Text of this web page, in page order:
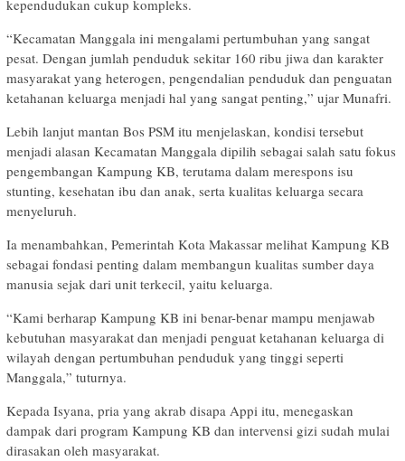
kependudukan cukup kompleks.
“Kecamatan Manggala ini mengalami pertumbuhan yang sangat
pesat. Dengan jumlah penduduk sekitar 160 ribu jiwa dan karakter
masyarakat yang heterogen, pengendalian penduduk dan penguatan
ketahanan keluarga menjadi hal yang sangat penting,” ujar Munafri.
Lebih lanjut mantan Bos PSM itu menjelaskan, kondisi tersebut
menjadi alasan Kecamatan Manggala dipilih sebagai salah satu fokus
pengembangan Kampung KB, terutama dalam merespons isu
stunting, kesehatan ibu dan anak, serta kualitas keluarga secara
menyeluruh.
Ia menambahkan, Pemerintah Kota Makassar melihat Kampung KB
sebagai fondasi penting dalam membangun kualitas sumber daya
manusia sejak dari unit terkecil, yaitu keluarga.
“Kami berharap Kampung KB ini benar-benar mampu menjawab
kebutuhan masyarakat dan menjadi penguat ketahanan keluarga di
wilayah dengan pertumbuhan penduduk yang tinggi seperti
Manggala,” tuturnya.
Kepada Isyana, pria yang akrab disapa Appi itu, menegaskan
dampak dari program Kampung KB dan intervensi gizi sudah mulai
dirasakan oleh masyarakat.